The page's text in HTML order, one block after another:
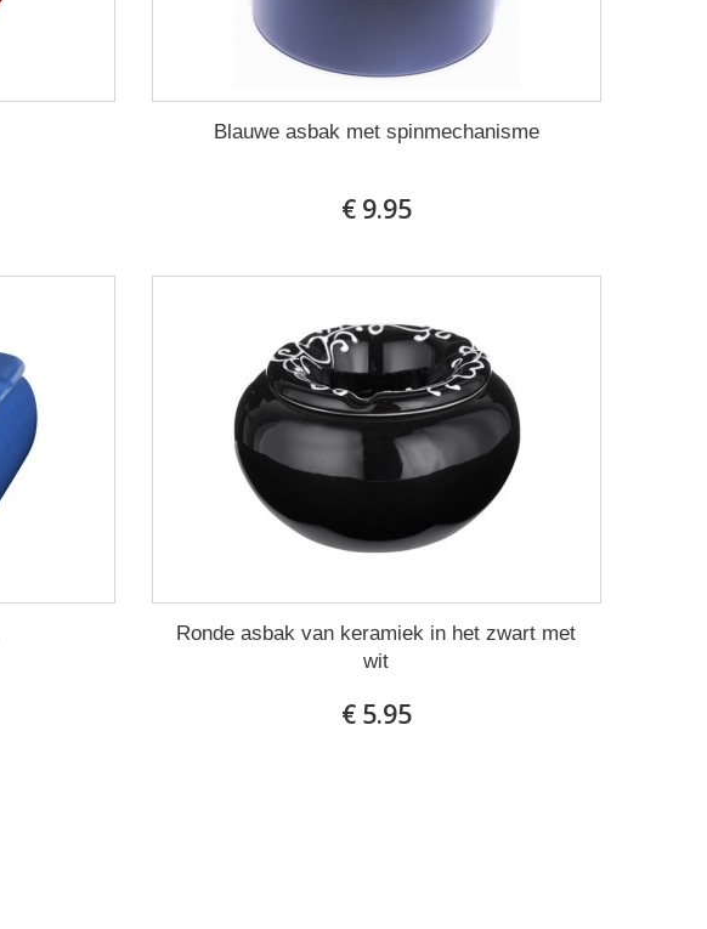
Blauwe asbak met spinmechanisme
€ 9.95
Ronde asbak van keramiek in het zwart met
wit
€ 5.95